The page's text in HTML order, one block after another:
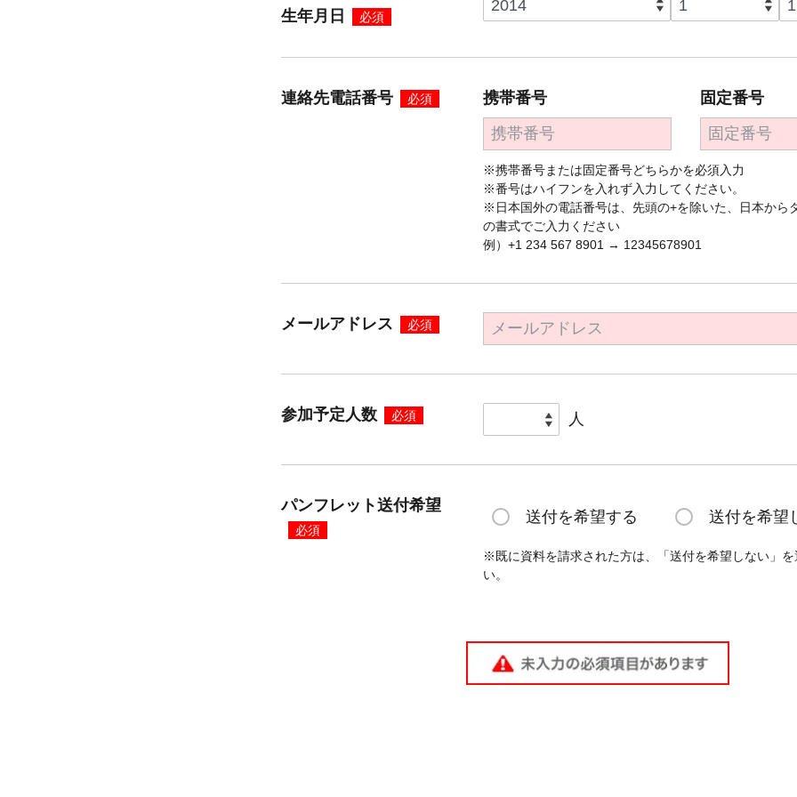
生年月日
必須
連絡先電話番号 必須 携帯番号 固定番号
※携帯番号または固定番号どちらかを必須入力
※番号はハイフンを入れず入力してください。
※日本国外の電話番号は、先頭の+を除いた、日本から
の書式でご入力ください
例）+1 234 567 8901 → 12345678901
メールアドレス 必須
参加予定人数 必須 人
パンフレット送付希望
必須
送付を希望する 送付を希望
※既に資料を請求された方は、「送付を希望しない」を
い。